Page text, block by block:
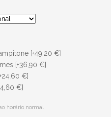
[+49,20 €]
[+36,90 €]
€]
€]
horário normal